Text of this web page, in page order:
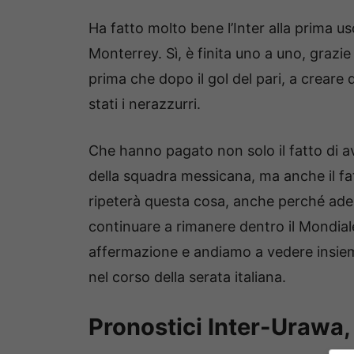
Ha fatto molto bene l’Inter alla prima
Monterrey. Sì, è finita uno a uno,
prima che dopo il gol del pari, a creare
stati i nerazzurri.
Che hanno pagato non solo il fatto di
della squadra messicana, ma anche il
ripeterà questa cosa, anche perché
continuare a rimanere dentro il
affermazione e andiamo a vedere
nel corso della serata italiana.
Pronostici Inter-